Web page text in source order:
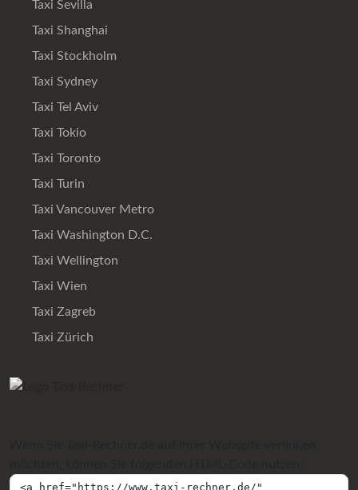
Taxi Sevilla
Taxi Shanghai
Taxi Stockholm
Taxi Sydney
Taxi Tel Aviv
Taxi Tokio
Taxi Toronto
Taxi Turin
Taxi Vancouver Metro
Taxi Washington D.C.
Taxi Wellington
Taxi Wien
Taxi Zagreb
Taxi Zürich